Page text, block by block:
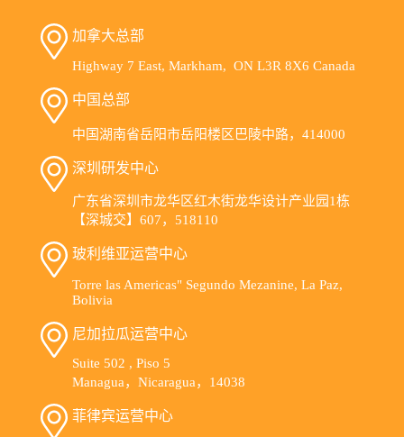
加拿大总部
Highway 7 East, Markham, ON L3R 8X6 Canada
中国总部
中国湖南省岳阳市岳阳楼区巴陵中路，414000
深圳研发中心
广东省深圳市龙华区红木街龙华设计产业园1栋
【深城交】607，518110
玻利维亚运营中心
Torre las Americas" Segundo Mezanine, La Paz,
Bolivia
尼加拉瓜运营中心
Suite 502 , Piso 5
Managua，Nicaragua，14038
菲律宾运营中心